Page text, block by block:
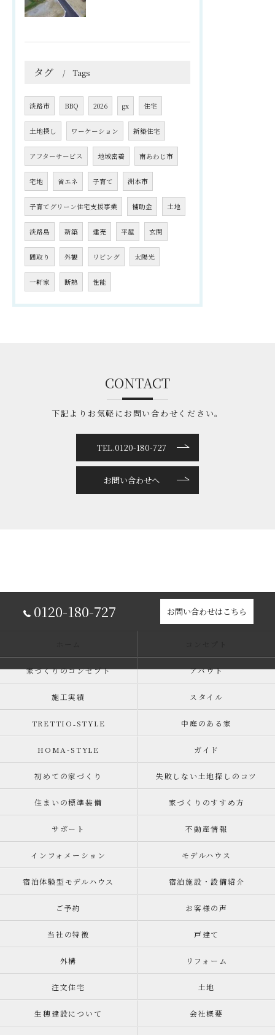
タグ Tags
淡路市 BBQ 2026 gx 住宅
土地探し ワーケーション 新築住宅
アフターサービス 地域密着 南あわじ市
宅地 省エネ 子育て 洲本市
子育てグリーン住宅支援事業 補助金 土地
淡路島 新築 建売 平屋 玄関
間取り 外観 リビング 太陽光
一軒家 断熱 性能
下記よりお気軽にお問い合わせください。
CONTACT
TEL.0120-180-727
お問い合わせへ
0120-180-727 お問い合わせはこちら
家づくりのコンセプト アバウト
施工実績 スタイル
TRETTIO₋STYLE 中庭のある家
HOMA-STYLE ガイド
初めての家づくり 失敗しない土地探しのコツ
住まいの標準装備 家づくりのすすめ方
サポート 不動産情報
インフォメーション モデルハウス
宿泊体験型モデルハウス 宿泊施設・設備紹介
ご予約 お客様の声
当社の特徴 戸建て
外構 リフォーム
注文住宅 土地
生穂建設について 会社概要